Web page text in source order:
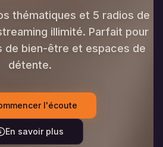
thématiques et 5 radios de
illimité. Parfait pour
de bien-être et espaces de
détente.
l'écoute
En savoir plus